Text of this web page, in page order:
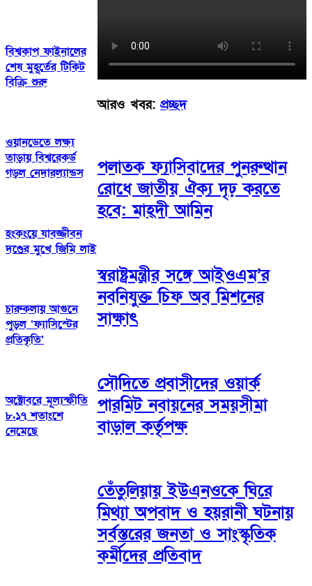
বিশ্বকাপ ফাইনালের
শেষ মুহূর্তের টিকিট
বিক্রি শুরু
ওয়ানডেতে লক্ষ্য
তাড়ায় বিশ্বরেকর্ড
গড়ল নেদারল্যান্ডস
হংকংয়ে যাবজ্জীবন
দণ্ডের মুখে জিমি লাই
চারুকলায় আগুনে
পুড়ল ‘ফ্যাসিস্টের
প্রতিকৃতি’
অক্টোবরে মূল্যস্ফীতি
৮.১৭ শতাংশে
নেমেছে
আরও খবর: প্রচ্ছদ
পলাতক ফ্যাসিবাদের পুনরুত্থান
রোধে জাতীয় ঐক্য দৃঢ় করতে
হবে: মাহ্দী আমিন
স্বরাষ্ট্রমন্ত্রীর সঙ্গে আইওএম’র
নবনিযুক্ত চিফ অব মিশনের
সাক্ষাৎ
সৌদিতে প্রবাসীদের ওয়ার্ক
পারমিট নবায়নের সময়সীমা
বাড়াল কর্তৃপক্ষ
তেঁতুলিয়ায় ইউএনওকে ঘিরে
মিথ্যা অপবাদ ও হয়রানী ঘটনায়
সর্বস্তরের জনতা ও সাংস্কৃতিক
কর্মীদের প্রতিবাদ